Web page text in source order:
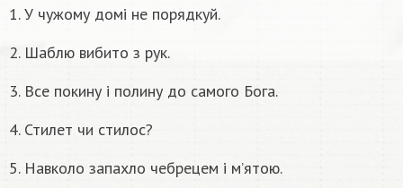
1. У чужому домі не порядкуй.
2. Шаблю вибито з рук.
3. Все покину і полину до самого Бога.
4. Стилет чи стилос?
5. Навколо запахло чебрецем і м’ятою.